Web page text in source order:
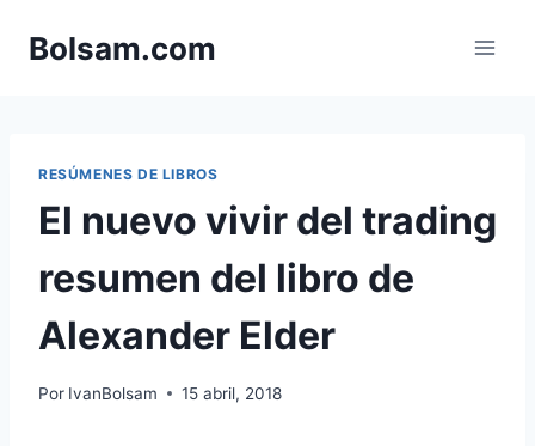
Bolsam.com
RESÚMENES DE LIBROS
El nuevo vivir del trading
resumen del libro de
Alexander Elder
Por IvanBolsam 15 abril, 2018